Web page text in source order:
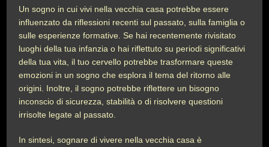
Un sogno in cui vivi nella vecchia casa potrebbe essere
influenzato da riflessioni recenti sul passato, sulla famiglia o
sulle esperienze formative. Se hai recentemente rivisitato
luoghi della tua infanzia o hai riflettuto su periodi significativi
della tua vita, il tuo cervello potrebbe trasformare queste
emozioni in un sogno che esplora il tema del ritorno alle
origini. Inoltre, il sogno potrebbe riflettere un bisogno
inconscio di sicurezza, stabilità o di risolvere questioni
irrisolte legate al passato.
In sintesi, sognare di vivere nella vecchia casa è